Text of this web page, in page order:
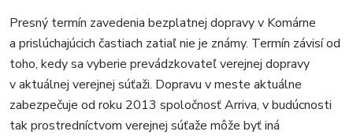
Presný termín zavedenia bezplatnej dopravy v Komárne
a prislúchajúcich častiach zatiaľ nie je známy. Termín závisí od
toho, kedy sa vyberie prevádzkovateľ verejnej dopravy
v aktuálnej verejnej súťaži. Dopravu v meste aktuálne
zabezpečuje od roku 2013 spoločnosť Arriva, v budúcnosti
tak prostredníctvom verejnej súťaže môže byť iná